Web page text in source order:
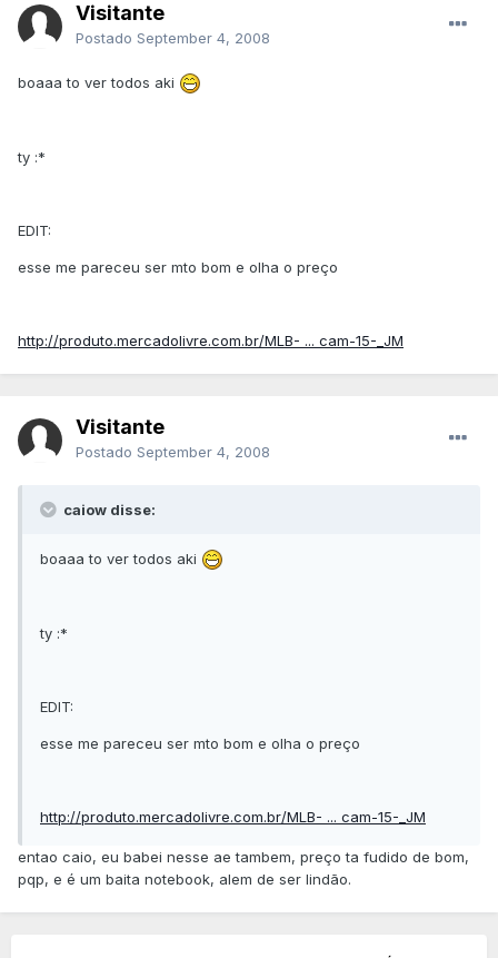
Visitante
Postado September 4, 2008
boaaa to ver todos aki
ty :*
EDIT:
esse me pareceu ser mto bom e olha o preço
http://produto.mercadolivre.com.br/MLB- ... cam-15-_JM
Visitante
Postado September 4, 2008
caiow disse:
boaaa to ver todos aki
ty :*
EDIT:
esse me pareceu ser mto bom e olha o preço
http://produto.mercadolivre.com.br/MLB- ... cam-15-_JM
entao caio, eu babei nesse ae tambem, preço ta fudido de bom,
pqp, e é um baita notebook, alem de ser lindão.